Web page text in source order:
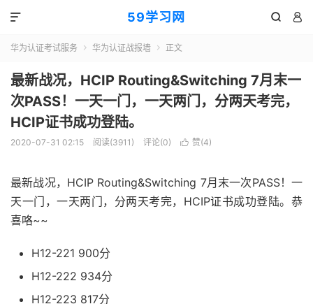
59学习网  

华为认证考试服务  华为认证战报墙  正文
最新战况，HCIP Routing&Switching 7月末一
次PASS！一天一门，一天两门，分两天考完，
HCIP证书成功登陆。
2020-07-31 02:15 阅读(3911) 评论(0)  赞(4)
最新战况，HCIP Routing&Switching 7月末一次PASS！一
天一门，一天两门，分两天考完，HCIP证书成功登陆。恭
喜咯~~
H12-221 900分
H12-222 934分
H12-223 817分